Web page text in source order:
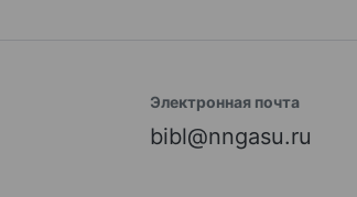
Электронная почта
bibl@nngasu.ru